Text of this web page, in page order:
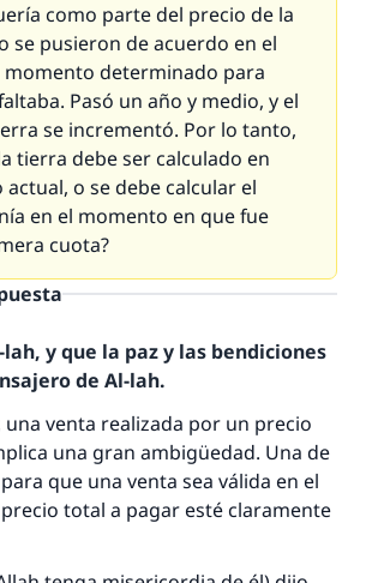
como parte del precio de la
se pusieron de acuerdo en el
momento determinado para
Pasó un año y medio, y el
se incrementó. Por lo tanto,
tierra debe ser calculado en
actual, o se debe calcular el
en el momento en que fue
cuota?
y que la paz y las bendiciones
de Al-lah.
una venta realizada por un precio
una gran ambigüedad. Una de
que una venta sea válida en el
total a pagar esté claramente